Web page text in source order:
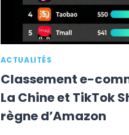
TOMBE
À
+4,8%
ACTUALITÉS
Classement e-
La Chine et TikTok
règne d’Amazon